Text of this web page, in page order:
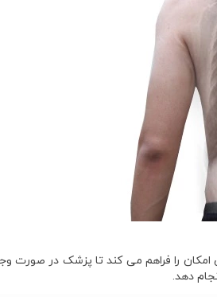
را فراهم می کند تا پزشک در صورت
دهد.